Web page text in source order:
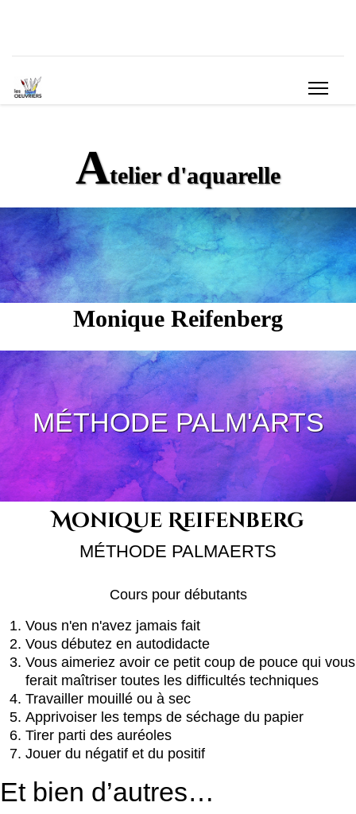
Atelier d'aquarelle
Monique Reifenberg
MÉTHODE PALM'ARTS
Monique Reifenberg
MÉTHODE PALMAERTS
Cours pour débutants
Vous n'en n'avez jamais fait
Vous débutez en autodidacte
Vous aimeriez avoir ce petit coup de pouce qui vous
ferait maîtriser toutes les difficultés techniques
Travailler mouillé ou à sec
Apprivoiser les temps de séchage du papier
Tirer parti des auréoles
Jouer du négatif et du positif
Et bien d’autres…